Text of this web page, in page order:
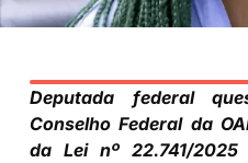
Deputada federal
Conselho Federal da
da Lei nº 22.741/